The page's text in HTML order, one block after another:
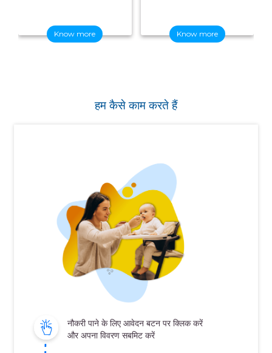
Know more Know more
हम कैसे काम करते हैं
नौकरी पाने के लिए आवेदन बटन पर क्लिक करें
और अपना विवरण सबमिट करें